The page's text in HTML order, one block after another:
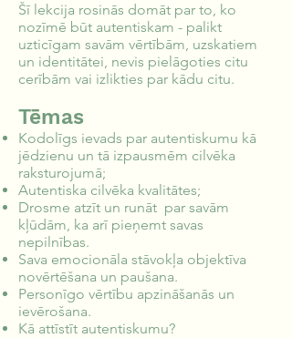
Šī lekcija rosinās domāt par to, ko
nozīmē būt autentiskam - palikt
uzticīgam savām vērtībām, uzskatiem
un identitātei, nevis pielāgoties citu
cerībām vai izlikties par kādu citu.
Tēmas
Kodolīgs ievads par autentiskumu kā
jēdzienu un tā izpausmēm cilvēka
raksturojumā;
Autentiska cilvēka kvalitātes;
Drosme atzīt un runāt par savām
kļūdām, ka arī pieņemt savas
nepilnības.
Sava emocionāla stāvokļa objektīva
novērtēšana un paušana.
Personīgo vērtību apzināšanās un
ievērošana.
Kā attīstīt autentiskumu?